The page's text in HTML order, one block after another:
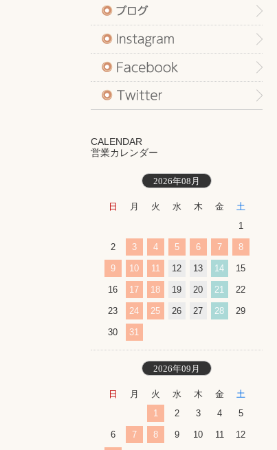
CALENDAR
営業カレンダー
2026年08月
日 月 火 水 木 金
土
1
2 3 4 5 6 7 8
9 10 11 12 13 14 15
16 17 18 19 20 21 22
23 24 25 26 27 28 29
30 31
2026年09月
日 月 火 水 木 金
土
1
2 3 4 5
6 7 8 9 10 11 12